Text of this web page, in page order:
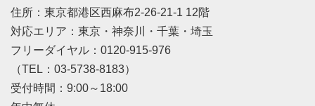
住所：東京都港区西麻布2-26-21-1 12階
対応エリア：東京・神奈川・千葉・埼玉
フリーダイヤル：0120-915-976
（TEL：03-5738-8183）
受付時間：9:00～18:00